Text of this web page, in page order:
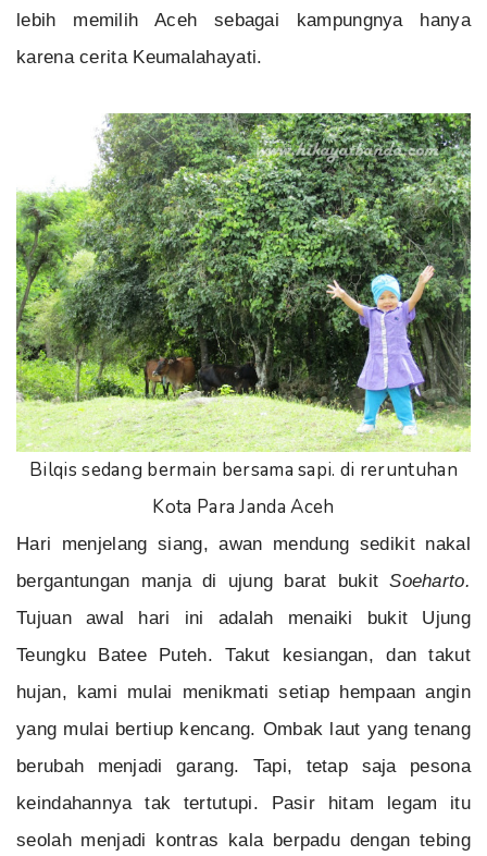
lebih memilih Aceh sebagai kampungnya hanya
karena cerita Keumalahayati.
Bilqis sedang bermain bersama sapi. di reruntuhan
Kota Para Janda Aceh
Hari menjelang siang, awan mendung sedikit nakal
bergantungan manja di ujung barat bukitSoeharto.
Tujuan awal hari ini adalah menaiki bukit Ujung
Teungku Batee Puteh. Takut kesiangan, dan takut
hujan, kami mulai menikmati setiap hempaan angin
yang mulai bertiup kencang. Ombak laut yang tenang
berubah menjadi garang. Tapi, tetap saja pesona
keindahannya tak tertutupi. Pasir hitam legam itu
seolah menjadi kontras kala berpadu dengan tebing